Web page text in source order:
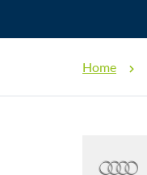
Home